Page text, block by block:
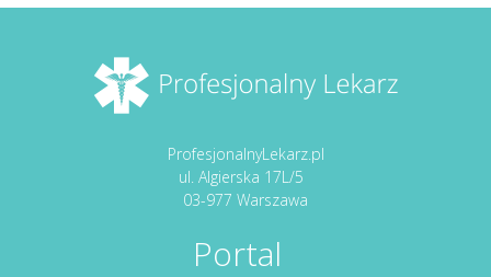
ProfesjonalnyLekarz.pl
ul. Algierska 17L/5
03-977 Warszawa
Portal